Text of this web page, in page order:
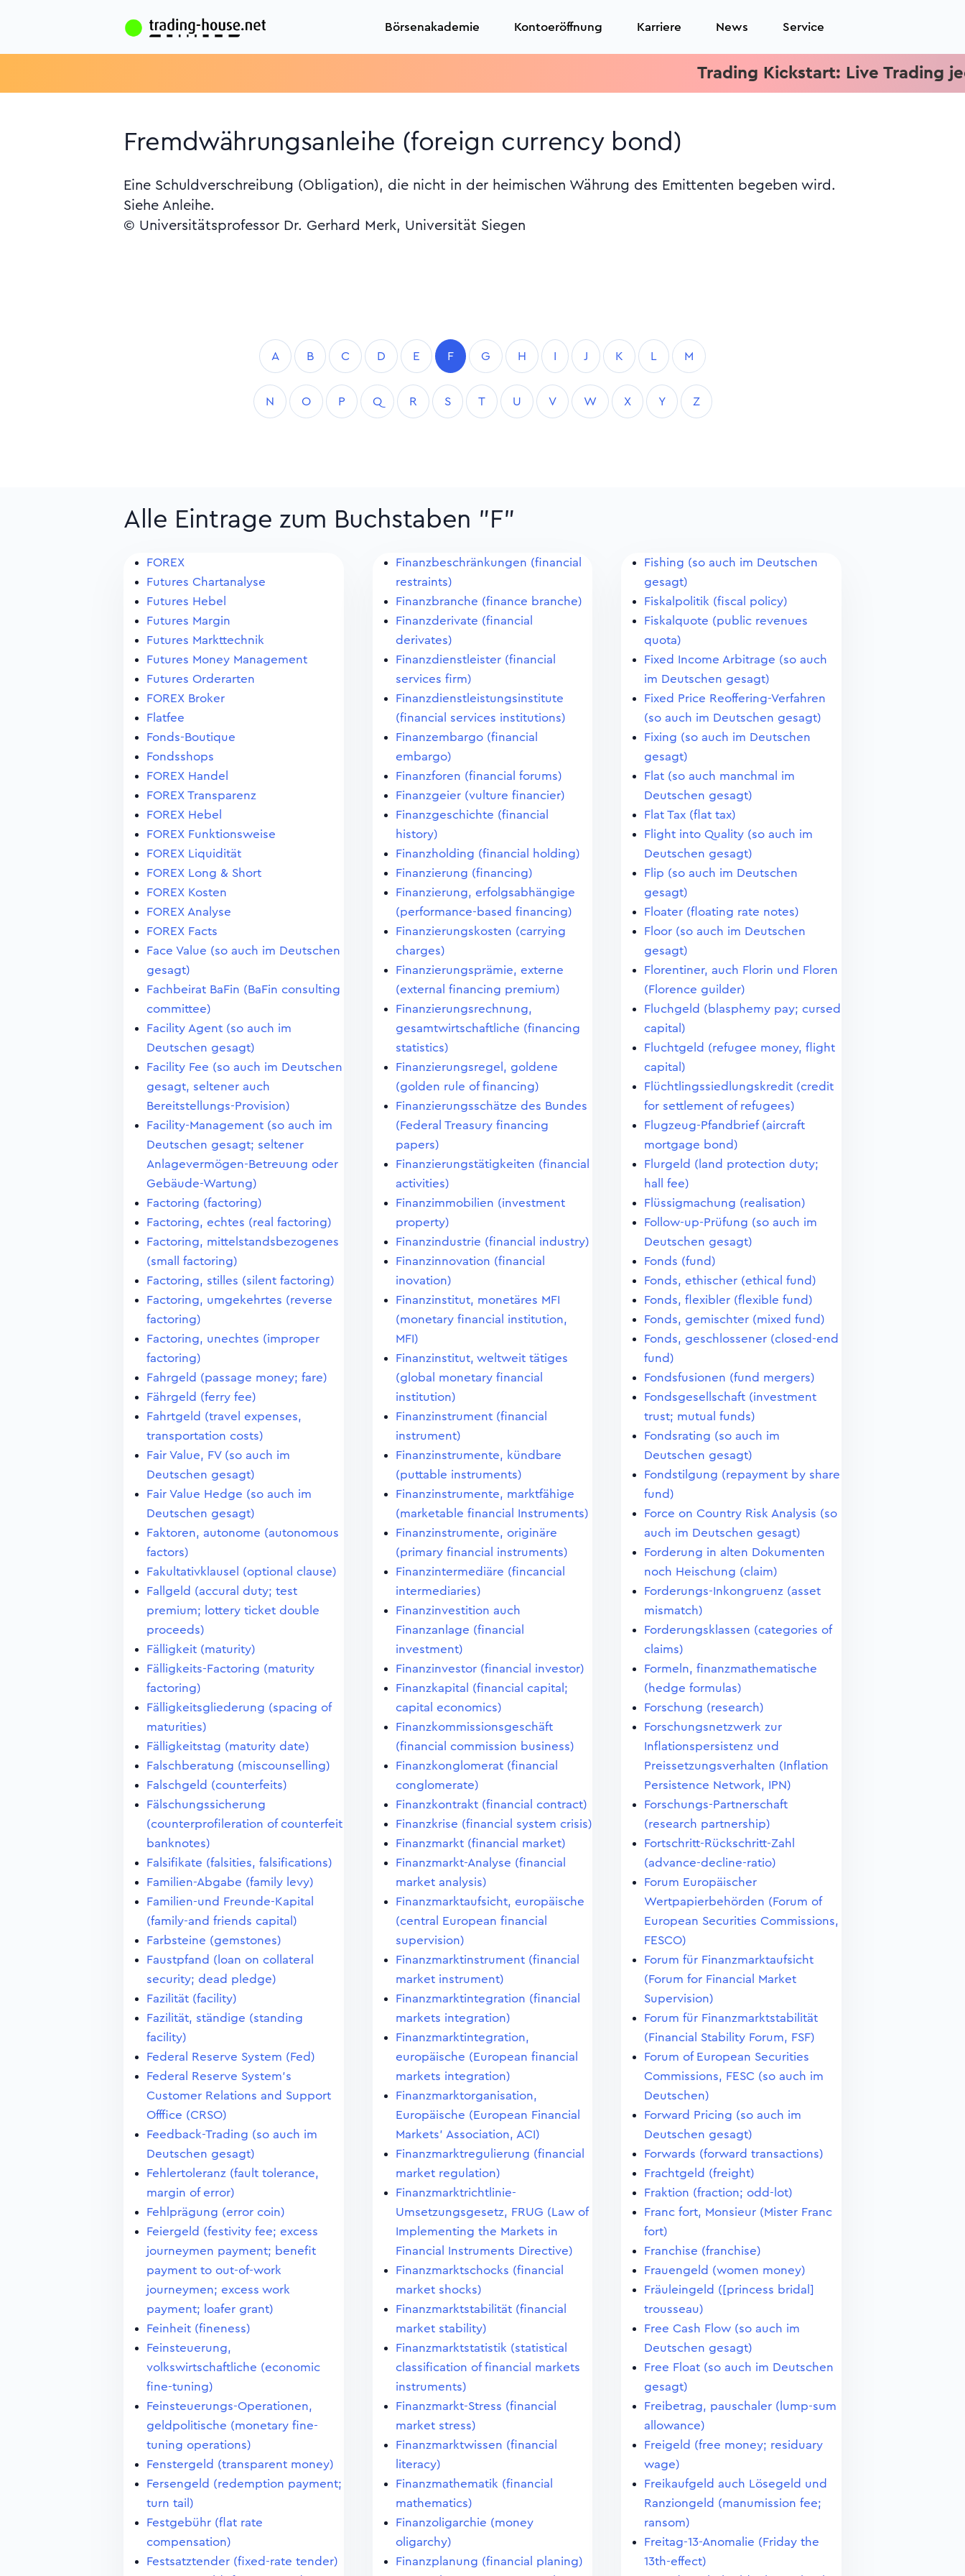
Börsenakademie Kontoeröffnung Karriere News Service
Trading Kickstart: Live Trading jeden
Fremdwährungsanleihe (foreign currency bond)
Eine Schuldverschreibung (Obligation), die nicht in der heimischen Währung des Emittenten begeben wird.
Siehe Anleihe.
© Universitätsprofessor Dr. Gerhard Merk, Universität Siegen
A B C D E F G H I J K L M
N O P Q R S T U V W X Y Z
Alle Eintrage zum Buchstaben "F"
FOREX
Futures Chartanalyse
Futures Hebel
Futures Margin
Futures Markttechnik
Futures Money Management
Futures Orderarten
FOREX Broker
Flatfee
Fonds-Boutique
Fondsshops
FOREX Handel
FOREX Transparenz
FOREX Hebel
FOREX Funktionsweise
FOREX Liquidität
FOREX Long & Short
FOREX Kosten
FOREX Analyse
FOREX Facts
Face Value (so auch im Deutschen
gesagt)
Fachbeirat BaFin (BaFin consulting
committee)
Facility Agent (so auch im
Deutschen gesagt)
Facility Fee (so auch im Deutschen
gesagt, seltener auch
Bereitstellungs-Provision)
Facility-Management (so auch im
Deutschen gesagt; seltener
Anlagevermögen-Betreuung oder
Gebäude-Wartung)
Factoring (factoring)
Factoring, echtes (real factoring)
Factoring, mittelstandsbezogenes
(small factoring)
Factoring, stilles (silent factoring)
Factoring, umgekehrtes (reverse
factoring)
Factoring, unechtes (improper
factoring)
Fahrgeld (passage money; fare)
Fährgeld (ferry fee)
Fahrtgeld (travel expenses,
transportation costs)
Fair Value, FV (so auch im
Deutschen gesagt)
Fair Value Hedge (so auch im
Deutschen gesagt)
Faktoren, autonome (autonomous
factors)
Fakultativklausel (optional clause)
Fallgeld (accural duty; test
premium; lottery ticket double
proceeds)
Fälligkeit (maturity)
Fälligkeits-Factoring (maturity
factoring)
Fälligkeitsgliederung (spacing of
maturities)
Fälligkeitstag (maturity date)
Falschberatung (miscounselling)
Falschgeld (counterfeits)
Fälschungssicherung
(counterprofileration of counterfeit
banknotes)
Falsifikate (falsities, falsifications)
Familien-Abgabe (family levy)
Familien-und Freunde-Kapital
(family-and friends capital)
Farbsteine (gemstones)
Faustpfand (loan on collateral
security; dead pledge)
Fazilität (facility)
Fazilität, ständige (standing
facility)
Federal Reserve System (Fed)
Federal Reserve System's
Customer Relations and Support
Offfice (CRSO)
Feedback-Trading (so auch im
Deutschen gesagt)
Fehlertoleranz (fault tolerance,
margin of error)
Fehlprägung (error coin)
Feiergeld (festivity fee; excess
journeymen payment; benefit
payment to out-of-work
journeymen; excess work
payment; loafer grant)
Feinheit (fineness)
Feinsteuerung,
volkswirtschaftliche (economic
fine-tuning)
Feinsteuerungs-Operationen,
geldpolitische (monetary fine-
tuning operations)
Fenstergeld (transparent money)
Fersengeld (redemption payment;
turn tail)
Festgebühr (flat rate
compensation)
Festsatztender (fixed-rate tender)
Finanzbeschränkungen (financial
restraints)
Finanzbranche (finance branche)
Finanzderivate (financial
derivates)
Finanzdienstleister (financial
services firm)
Finanzdienstleistungsinstitute
(financial services institutions)
Finanzembargo (financial
embargo)
Finanzforen (financial forums)
Finanzgeier (vulture financier)
Finanzgeschichte (financial
history)
Finanzholding (financial holding)
Finanzierung (financing)
Finanzierung, erfolgsabhängige
(performance-based financing)
Finanzierungskosten (carrying
charges)
Finanzierungsprämie, externe
(external financing premium)
Finanzierungsrechnung,
gesamtwirtschaftliche (financing
statistics)
Finanzierungsregel, goldene
(golden rule of financing)
Finanzierungsschätze des Bundes
(Federal Treasury financing
papers)
Finanzierungstätigkeiten (financial
activities)
Finanzimmobilien (investment
property)
Finanzindustrie (financial industry)
Finanzinnovation (financial
inovation)
Finanzinstitut, monetäres MFI
(monetary financial institution,
MFI)
Finanzinstitut, weltweit tätiges
(global monetary financial
institution)
Finanzinstrument (financial
instrument)
Finanzinstrumente, kündbare
(puttable instruments)
Finanzinstrumente, marktfähige
(marketable financial Instruments)
Finanzinstrumente, originäre
(primary financial instruments)
Finanzintermediäre (fincancial
intermediaries)
Finanzinvestition auch
Finanzanlage (financial
investment)
Finanzinvestor (financial investor)
Finanzkapital (financial capital;
capital economics)
Finanzkommissionsgeschäft
(financial commission business)
Finanzkonglomerat (financial
conglomerate)
Finanzkontrakt (financial contract)
Finanzkrise (financial system crisis)
Finanzmarkt (financial market)
Finanzmarkt-Analyse (financial
market analysis)
Finanzmarktaufsicht, europäische
(central European financial
supervision)
Finanzmarktinstrument (financial
market instrument)
Finanzmarktintegration (financial
markets integration)
Finanzmarktintegration,
europäische (European financial
markets integration)
Finanzmarktorganisation,
Europäische (European Financial
Markets' Association, ACI)
Finanzmarktregulierung (financial
market regulation)
Finanzmarktrichtlinie-
Umsetzungsgesetz, FRUG (Law of
Implementing the Markets in
Financial Instruments Directive)
Finanzmarktschocks (financial
market shocks)
Finanzmarktstabilität (financial
market stability)
Finanzmarktstatistik (statistical
classification of financial markets
instruments)
Finanzmarkt-Stress (financial
market stress)
Finanzmarktwissen (financial
literacy)
Finanzmathematik (financial
mathematics)
Finanzoligarchie (money
oligarchy)
Finanzplanung (financial planing)
Fishing (so auch im Deutschen
gesagt)
Fiskalpolitik (fiscal policy)
Fiskalquote (public revenues
quota)
Fixed Income Arbitrage (so auch
im Deutschen gesagt)
Fixed Price Reoffering-Verfahren
(so auch im Deutschen gesagt)
Fixing (so auch im Deutschen
gesagt)
Flat (so auch manchmal im
Deutschen gesagt)
Flat Tax (flat tax)
Flight into Quality (so auch im
Deutschen gesagt)
Flip (so auch im Deutschen
gesagt)
Floater (floating rate notes)
Floor (so auch im Deutschen
gesagt)
Florentiner, auch Florin und Floren
(Florence guilder)
Fluchgeld (blasphemy pay; cursed
capital)
Fluchtgeld (refugee money, flight
capital)
Flüchtlingssiedlungskredit (credit
for settlement of refugees)
Flugzeug-Pfandbrief (aircraft
mortgage bond)
Flurgeld (land protection duty;
hall fee)
Flüssigmachung (realisation)
Follow-up-Prüfung (so auch im
Deutschen gesagt)
Fonds (fund)
Fonds, ethischer (ethical fund)
Fonds, flexibler (flexible fund)
Fonds, gemischter (mixed fund)
Fonds, geschlossener (closed-end
fund)
Fondsfusionen (fund mergers)
Fondsgesellschaft (investment
trust; mutual funds)
Fondsrating (so auch im
Deutschen gesagt)
Fondstilgung (repayment by share
fund)
Force on Country Risk Analysis (so
auch im Deutschen gesagt)
Forderung in alten Dokumenten
noch Heischung (claim)
Forderungs-Inkongruenz (asset
mismatch)
Forderungsklassen (categories of
claims)
Formeln, finanzmathematische
(hedge formulas)
Forschung (research)
Forschungsnetzwerk zur
Inflationspersistenz und
Preissetzungsverhalten (Inflation
Persistence Network, IPN)
Forschungs-Partnerschaft
(research partnership)
Fortschritt-Rückschritt-Zahl
(advance-decline-ratio)
Forum Europäischer
Wertpapierbehörden (Forum of
European Securities Commissions,
FESCO)
Forum für Finanzmarktaufsicht
(Forum for Financial Market
Supervision)
Forum für Finanzmarktstabilität
(Financial Stability Forum, FSF)
Forum of European Securities
Commissions, FESC (so auch im
Deutschen)
Forward Pricing (so auch im
Deutschen gesagt)
Forwards (forward transactions)
Frachtgeld (freight)
Fraktion (fraction; odd-lot)
Franc fort, Monsieur (Mister Franc
fort)
Franchise (franchise)
Frauengeld (women money)
Fräuleingeld ([princess bridal]
trousseau)
Free Cash Flow (so auch im
Deutschen gesagt)
Free Float (so auch im Deutschen
gesagt)
Freibetrag, pauschaler (lump-sum
allowance)
Freigeld (free money; residuary
wage)
Freikaufgeld auch Lösegeld und
Ranziongeld (manumission fee;
ransom)
Freitag-13-Anomalie (Friday the
13th-effect)